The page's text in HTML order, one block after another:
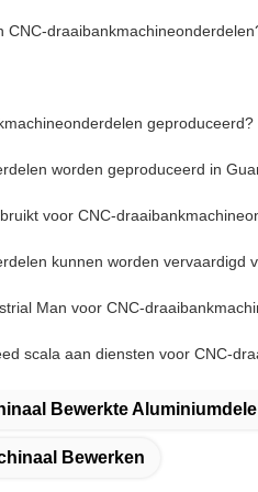
CNC-
geproduceerd?
worden geproduceerd in
voor CNC-
kunnen worden
Man voor CNC-
scala aan diensten voor CNC-
Bewerkte
Bewerken